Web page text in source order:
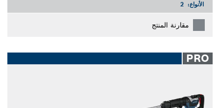
الأنواع: 2
مقارنة المنتج
PRO